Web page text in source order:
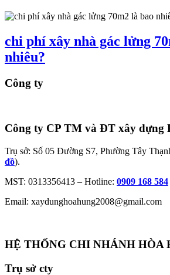
chi phí xây nhà gác lửng
nhiêu?
Công ty
Công ty CP TM và ĐT xây dựng
Trụ sở: Số 05 Đường S7, Phường Tây
đồ).
MST: 0313356413 – Hotline: 0909 168 584
Email: xaydunghoahung2008@gmail.com
HỆ THỐNG CHI NHÁNH HÒA
Trụ sở cty